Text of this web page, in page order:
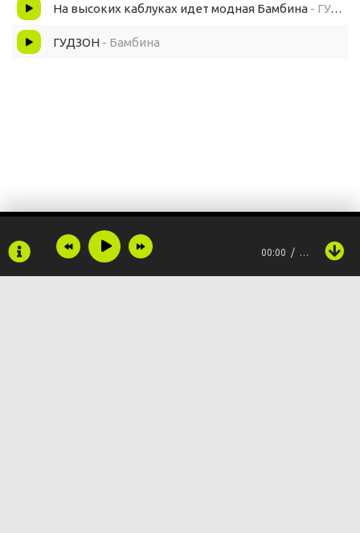
На высоких каблуках идет модная Бамбина - ГУДЗОН
ГУДЗОН - Бамбина
00:00